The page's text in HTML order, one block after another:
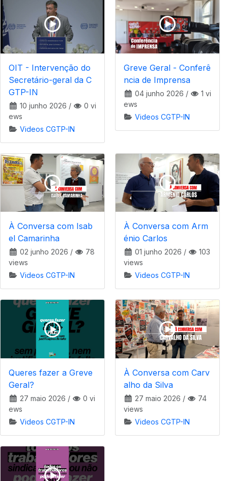
OIT - Intervenção do
Secretário-geral da C
GTP-IN
10 junho 2026 /
0 vi
ews
Videos CGTP-IN
Greve Geral - Conferê
ncia de Imprensa
04 junho 2026 /
1 vi
ews
Videos CGTP-IN
À Conversa com Isab
el Camarinha
02 junho 2026 /
78
views
Videos CGTP-IN
À Conversa com Arm
énio Carlos
01 junho 2026 /
103
views
Videos CGTP-IN
Queres fazer a Greve
Geral?
27 maio 2026 /
0 vi
ews
Videos CGTP-IN
À Conversa com Carv
alho da Silva
27 maio 2026 /
74
views
Videos CGTP-IN